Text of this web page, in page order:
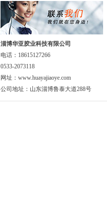
淄博华亚胶业科技有限公司
电话：18615127266
0533-2073118
网址：www.huayajiaoye.com
公司地址：山东淄博鲁泰大道288号